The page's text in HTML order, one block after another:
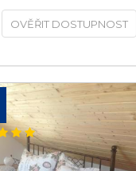
OVĚŘIT DOSTUPNOST